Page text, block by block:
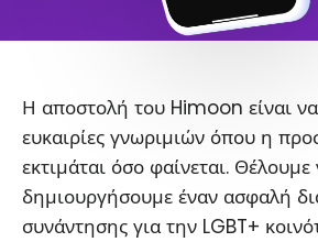
Η αποστολή του Himoon είναι
ευκαιρίες γνωριμιών όπου η
εκτιμάται όσο φαίνεται. Θέλουμε
δημιουργήσουμε έναν ασφαλή
συνάντησης για την LGBT+